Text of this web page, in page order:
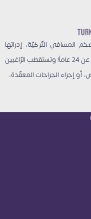
المشافي التّركيّة، إدراتها
متمثّلةً بأيادٍ وأطبّاء أتراك ذوو خبرات عالية تزيد عن 24 عاماً! وتستقطب الرّاغبين
أو إجراء الجراحات المعقّدة،